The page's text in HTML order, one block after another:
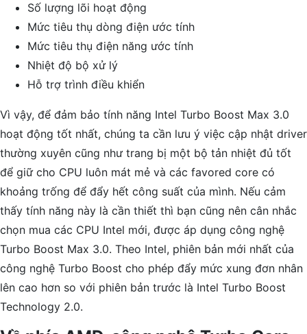
Số lượng lõi hoạt động
Mức tiêu thụ dòng điện ước tính
Mức tiêu thụ điện năng ước tính
Nhiệt độ bộ xử lý
Hỗ trợ trình điều khiển
Vì vậy, để đảm bảo tính năng Intel Turbo Boost Max 3.0
hoạt động tốt nhất, chúng ta cần lưu ý việc cập nhật driver
thường xuyên cũng như trang bị một bộ tản nhiệt đủ tốt
để giữ cho CPU luôn mát mẻ và các favored core có
khoảng trống để đẩy hết công suất của mình. Nếu cảm
thấy tính năng này là cần thiết thì bạn cũng nên cân nhắc
chọn mua các CPU Intel mới, được áp dụng công nghệ
Turbo Boost Max 3.0. Theo Intel, phiên bản mới nhất của
công nghệ Turbo Boost cho phép đẩy mức xung đơn nhân
lên cao hơn so với phiên bản trước là Intel Turbo Boost
Technology 2.0.